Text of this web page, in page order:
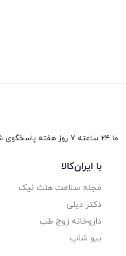
ما 24 ساعته 7 روز هفته پاسخگوی شما هستیم.
با ایران‌کالا
مجله سلامت هلث نیک
دکتر دیلی
داروخانه زوج طب
بیو شاپ